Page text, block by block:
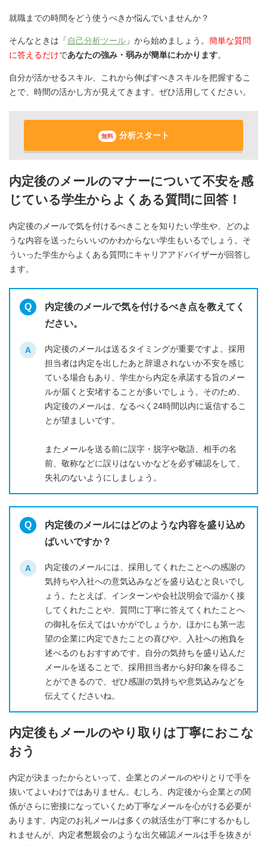
就職までの時間をどう使うべきか悩んでいませんか？
そんなときは「 自己分析ツール 」から始めましょう。 簡単な質問
に答えるだけであなたの強み・弱みが簡単にわかります。
自分が活かせるスキル、これから伸ばすべきスキルを把握するこ
とで、時間の活かし方が見えてきます。ぜひ活用してください。
無料 分析スタート
内定後のメールのマナーについて不安を感
じている学生からよくある質問に回答！
内定後のメールで気を付けるべきことを知りたい学生や、どのよ
うな内容を送ったらいいのかわからない学生もいるでしょう。そ
ういった学生からよくある質問にキャリアアドバイザーが回答し
ます。
内定後のメールで気を付けるべき点を教えてく
ださい。
内定後のメールは送るタイミングが重要ですよ。採用
担当者は内定を出したあと辞退されないか不安を感じ
ている場合もあり、学生から内定を承諾する旨のメー
ルが届くと安堵することが多いでしょう。そのため、
内定後のメールは、なるべく24時間以内に返信するこ
とが望ましいです。
またメールを送る前に誤字・脱字や敬語、相手の名
前、敬称などに誤りはないかなどを必ず確認をして、
失礼のないようにしましょう。
内定後のメールにはどのような内容を盛り込め
ばいいですか？
内定後のメールには、採用してくれたことへの感謝の
気持ちや入社への意気込みなどを盛り込むと良いでし
ょう。たとえば、インターンや会社説明会で温かく接
してくれたことや、質問に丁寧に答えてくれたことへ
の御礼を伝えてはいかがでしょうか。ほかにも第一志
望の企業に内定できたことの喜びや、入社への抱負を
述べるのもおすすめです。自分の気持ちを盛り込んだ
メールを送ることで、採用担当者から好印象を得るこ
とができるので、ぜひ感謝の気持ちや意気込みなどを
伝えてくださいね。
内定後もメールのやり取りは丁寧におこな
おう
内定が決まったからといって、企業とのメールのやりとりで手を
抜いてよいわけではありません。むしろ、内定後から企業との関
係がさらに密接になっていくため丁寧なメールを心がける必要が
あります。内定のお礼メールは多くの就活生が丁寧にするかもし
れませんが、内定者懇親会のような出欠確認メールは手を抜きが